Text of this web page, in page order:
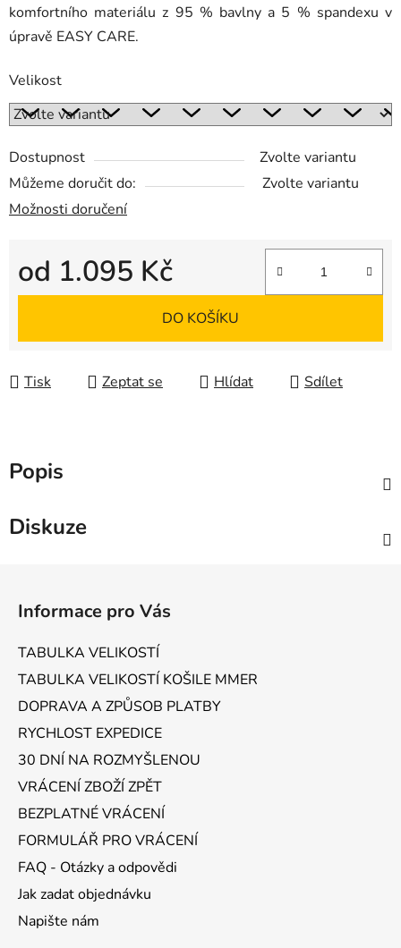
komfortního materiálu z 95 % bavlny a 5 % spandexu v
úpravě EASY CARE.
Velikost
Dostupnost
Zvolte variantu
Můžeme doručit do:
Zvolte variantu
Možnosti doručení
od 1.095 Kč
Měrná cena:
DO KOŠÍKU
Tisk Zeptat se Hlídat Sdílet
Popis
Diskuze
Informace pro Vás
TABULKA VELIKOSTÍ
TABULKA VELIKOSTÍ KOŠILE MMER
DOPRAVA A ZPŮSOB PLATBY
RYCHLOST EXPEDICE
30 DNÍ NA ROZMYŠLENOU
VRÁCENÍ ZBOŽÍ ZPĚT
BEZPLATNÉ VRÁCENÍ
FORMULÁŘ PRO VRÁCENÍ
FAQ - Otázky a odpovědi
Jak zadat objednávku
Napište nám